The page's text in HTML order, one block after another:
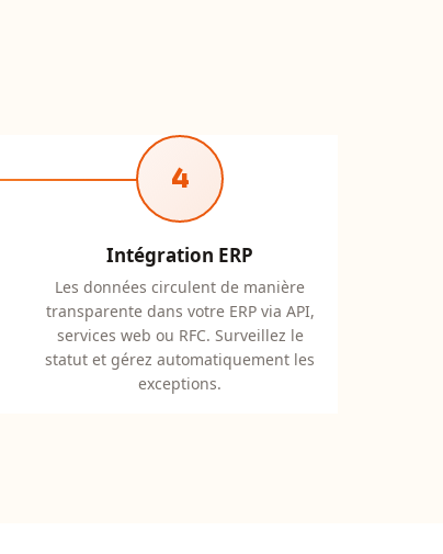
4
Intégration ERP
Les données circulent de manière
transparente dans votre ERP via API,
services web ou RFC. Surveillez le
statut et gérez automatiquement les
exceptions.